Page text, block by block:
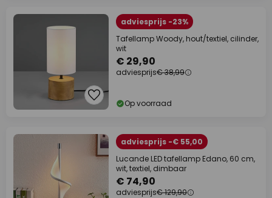
adviesprijs -23%
Tafellamp Woody, hout/textiel, cilinder,
wit
€ 29,90
adviesprijs€ 38,99
Op voorraad
adviesprijs -€ 55,00
Lucande LED tafellamp Edano, 60 cm,
wit, textiel, dimbaar
€ 74,90
adviesprijs€ 129,90